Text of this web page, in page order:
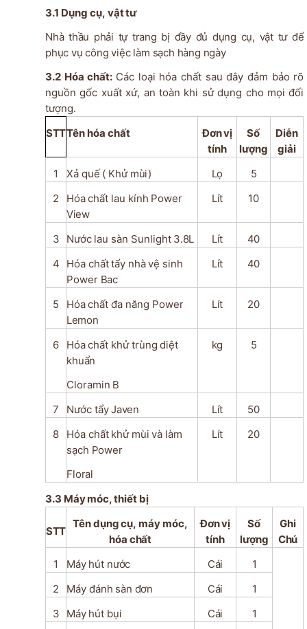
3.1 Dụng cụ, vậttư
Nhà thầu phải tự trang bị đầy đủ dụng cụ, vật tư để
phục vụ công việc làm sạch hàng ngày
3.2 Hóa chất: Các loại hóa chất sau đây đảm bảo rõ
nguồn gốc xuất xứ, an toàn khi sử dụng cho mọi đối
tượng.
STTTên hóa chất Đơnvị
tính
Số
lượng
Diễn
giải
1
Xả quế ( Khửmùi) Lọ
5
2
Hóachất lau kính Power
View
Lít 10
3 Nước lau sàn Sunlight 3.8L Lít
40
4
Hóa chấttẩy nhàvệ sinh
PowerBac
Lít 40
5 Hóachất đa năng Power
Lemon
Lít 20
6 Hóachất khử trùng diệt
khuẩn
Cloramin B
kg 5
7 Nước tẩyJaven Lít
50
8
Hóa chất khử mùi và làm
sạch Power
Floral
Lít 20
3.3 Máymóc, thiết bị
STT
Têndụngcụ, máy móc,
hóa chất
Đơnvị
tính
Số
lượng
Ghi
Chú
1
Máy hút nước Cái
1
2
Máy đánh sàn đơn Cái
1
3
Máy hút bụi Cái
1